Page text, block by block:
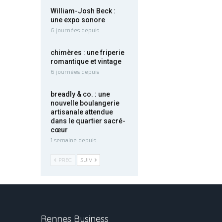
William-Josh Beck :
une expo sonore
6 journées depuis
chimères : une friperie
romantique et vintage
6 journées depuis
breadly & co. : une
nouvelle boulangerie
artisanale attendue
dans le quartier sacré-
cœur
1 semaine depuis
PREC SUIV
Rennes Business